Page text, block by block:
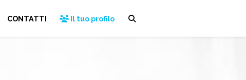
CONTATTI Il tuo profilo